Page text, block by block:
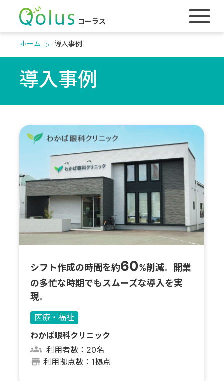
コーラス
ホーム 導入事例
導入事例
シフト作成の時間を約60%削減。開業
の多忙な時期でもスムーズな導入を実
現。
医療・福祉
わかば眼科クリニック
利用者数：20名
利用拠点数：1拠点